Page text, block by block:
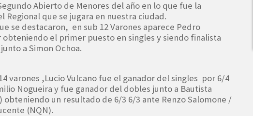
Abierto de Menores del año en lo que fue la
Regional que se jugara en nuestra ciudad.
se destacaron, en sub 12 Varones aparece Pedro
obteniendo el primer puesto en singles y siendo finalista
a Simon Ochoa.
varones ,Lucio Vulcano fue el ganador del singles por 6/4
Nogueira y fue ganador del dobles junto a Bautista
obteniendo un resultado de 6/3 6/3 ante Renzo Salomone /
(NQN).